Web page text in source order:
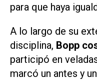
para que haya
A lo largo de su
disciplina, Bopp
participó en
marcó un antes y